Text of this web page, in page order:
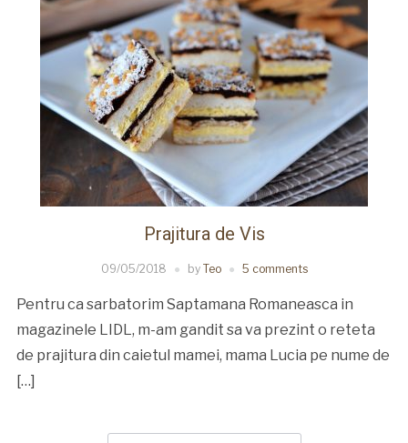
Prajitura de Vis
09/05/2018 by Teo 5 comments
Pentru ca sarbatorim Saptamana Romaneasca in
magazinele LIDL, m-am gandit sa va prezint o reteta
de prajitura din caietul mamei, mama Lucia pe nume de
[…]